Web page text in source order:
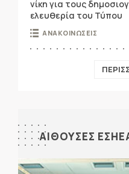
νίκη για τους
ελευθερία του Τύπου
ΑΝΑΚΟΙΝΩΣΕΙΣ
ΑΙΘΟΥΣΕΣ